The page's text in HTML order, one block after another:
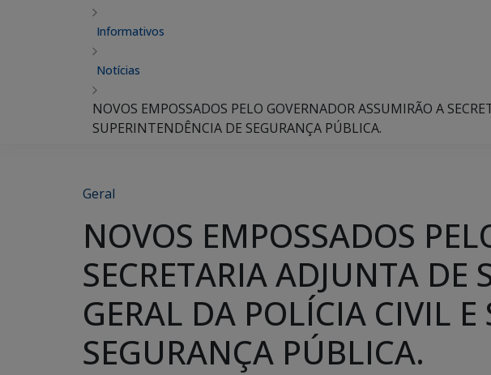
Informativos
Notícias
NOVOS EMPOSSADOS PELO GOVERNADOR ASSUMIRÃO A
SUPERINTENDÊNCIA DE SEGURANÇA PÚBLICA.
Geral
NOVOS EMPOSSADOS
SECRETARIA ADJUNTA
GERAL DA POLÍCIA CIVIL
SEGURANÇA PÚBLICA.